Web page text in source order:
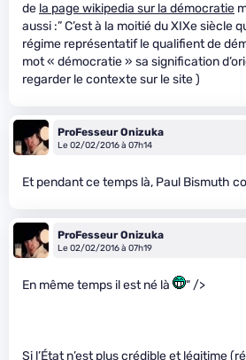
de la page wikipedia sur la démocratie
aussi :” C’est à la moitié du XIXe siècle
régime représentatif le qualifient de
mot « démocratie » sa signification
regarder le contexte sur le site )
ProFesseur Onizuka
Le 02/02/2016 à 07h14
Et pendant ce temps là, Paul Bismuth
ProFesseur Onizuka
Le 02/02/2016 à 07h19
En même temps il est né là " />
Si l’État n’est plus crédible et légitime